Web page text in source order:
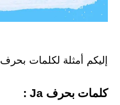
إليكم أمثلة لكلمات بحرف j بالأحرف التالية:
كلمات بحرف Ja :